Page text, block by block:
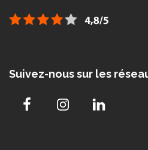
Suivez-nous sur les